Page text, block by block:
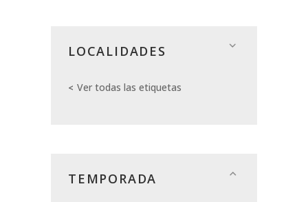
LOCALIDADES
Ver todas las etiquetas
TEMPORADA